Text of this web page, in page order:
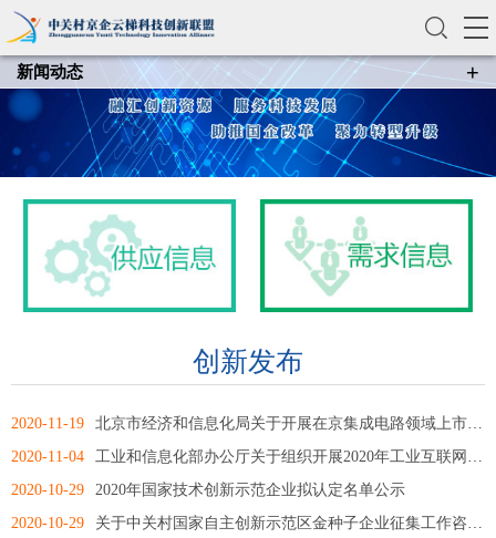
新闻动态 +
创新发布
联盟动态
资讯要闻
创新发布
2020-11-19
北京市经济和信息化局关于开展在京集成电路领域上市调研工作的通知
2020-11-04
工业和信息化部办公厅关于组织开展2020年工业互联网试点示范项目申报工作的通知
2020-10-29
2020年国家技术创新示范企业拟认定名单公示
2020-10-29
关于中关村国家自主创新示范区金种子企业征集工作咨询服务的通知